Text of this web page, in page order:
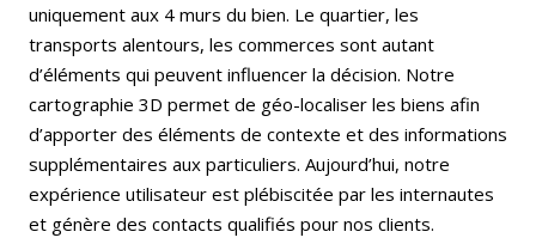
uniquement aux 4 murs du bien. Le quartier, les
transports alentours, les commerces sont autant
d’éléments qui peuvent influencer la décision. Notre
cartographie 3D permet de géo-localiser les biens afin
d’apporter des éléments de contexte et des informations
supplémentaires aux particuliers. Aujourd’hui, notre
expérience utilisateur est plébiscitée par les internautes
et génère des contacts qualifiés pour nos clients.